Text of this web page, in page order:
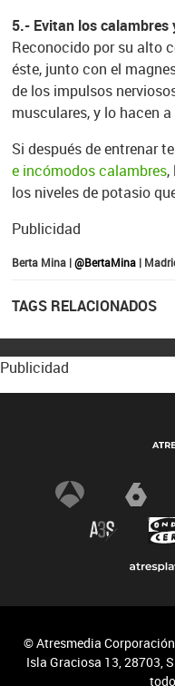
5.- Evitan los
Reconocido por su alto
éste, junto con el
de los impulsos
musculares, y lo hacen
Si después de entrenar
e incómodos calambres,
los niveles de potasio
Publicidad
Berta Mina |@BertaMina|
TAGS RELACIONADOS
Publicidad
© Atresmedia Corporación
Isla Graciosa 13, 28703,